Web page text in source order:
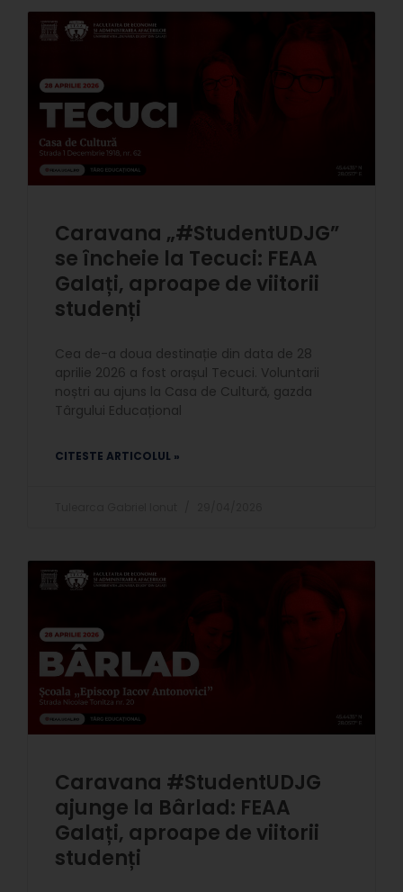
Caravana „#StudentUDJG”
se încheie la Tecuci: FEAA
Galați, aproape de viitorii
studenți
Cea de-a doua destinație din data de 28
aprilie 2026 a fost orașul Tecuci. Voluntarii
noștri au ajuns la Casa de Cultură, gazda
Târgului Educațional
CITESTE ARTICOLUL »
Caravana #StudentUDJG
ajunge la Bârlad: FEAA
Galați, aproape de viitorii
studenți